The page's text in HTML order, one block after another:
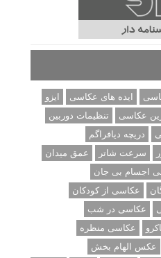
ایده های عکاسی
ایزو
عکاسی
تنظیمات دوربین
دریچه دیافراگم
سرعت شاتر
عمق میدان
اجسام بی جان
عکاسی از کودکان
عکاسی در شب
عکاسی منظره
عکس الهام بخش